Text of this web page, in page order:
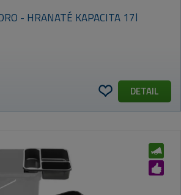
NEJLEVNĚJŠÍ
NEJDRAŽŠÍ
- HRANATÉ KAPACITA 17l
DETAIL